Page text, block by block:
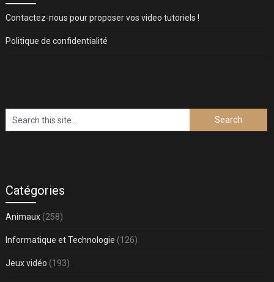
Contactez-nous pour proposer vos video tutoriels !
Politique de confidentialité
Catégories
Animaux(258)
Informatique et Technologie (126)
Jeux vidéo (193)